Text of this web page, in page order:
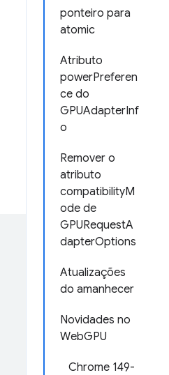
ponteiro para
atomic
Atributo
powerPreferen
ce do
GPUAdapterInf
o
Remover o
atributo
compatibilityM
ode de
GPURequestA
dapterOptions
Atualizações
do amanhecer
Novidades no
WebGPU
Chrome 149-